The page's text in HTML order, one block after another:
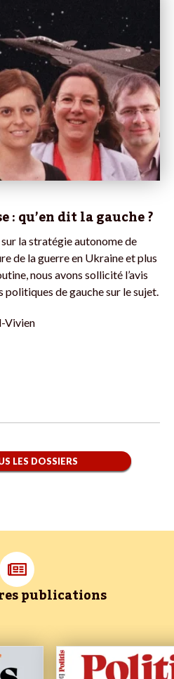
: qu’en dit la gauche ?
la stratégie autonome de
de la guerre en Ukraine et plus
nous avons sollicité l’avis
de gauche sur le sujet.
Vivien
LES DOSSIERS
publications